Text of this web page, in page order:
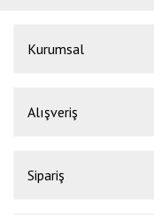
Kurumsal
Alışveriş
Sipariş